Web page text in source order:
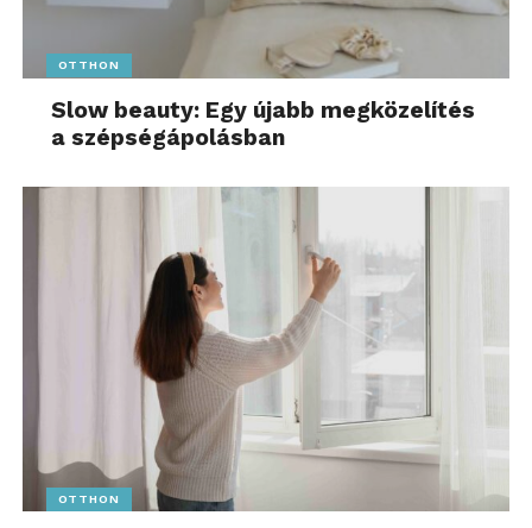
OTTHON
Slow beauty: Egy újabb megközelítés
a szépségápolásban
OTTHON